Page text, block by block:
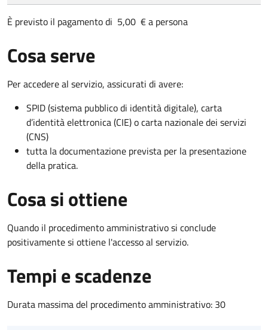
È previsto il pagamento di 5,00 € a persona
Cosa serve
Per accedere al servizio, assicurati di avere:
SPID (sistema pubblico di identità digitale), carta
d’identità elettronica (CIE) o carta nazionale dei servizi
(CNS)
tutta la documentazione prevista per la presentazione
della pratica.
Cosa si ottiene
Quando il procedimento amministrativo si conclude
positivamente si ottiene l'accesso al servizio.
Tempi e scadenze
Durata massima del procedimento amministrativo: 30